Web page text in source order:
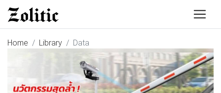
Home Library Data